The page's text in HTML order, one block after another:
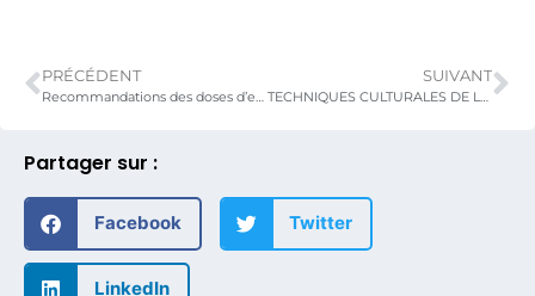
Partager sur :
Facebook Twitter
LinkedIn
PRÉCÉDENT SUIVANT